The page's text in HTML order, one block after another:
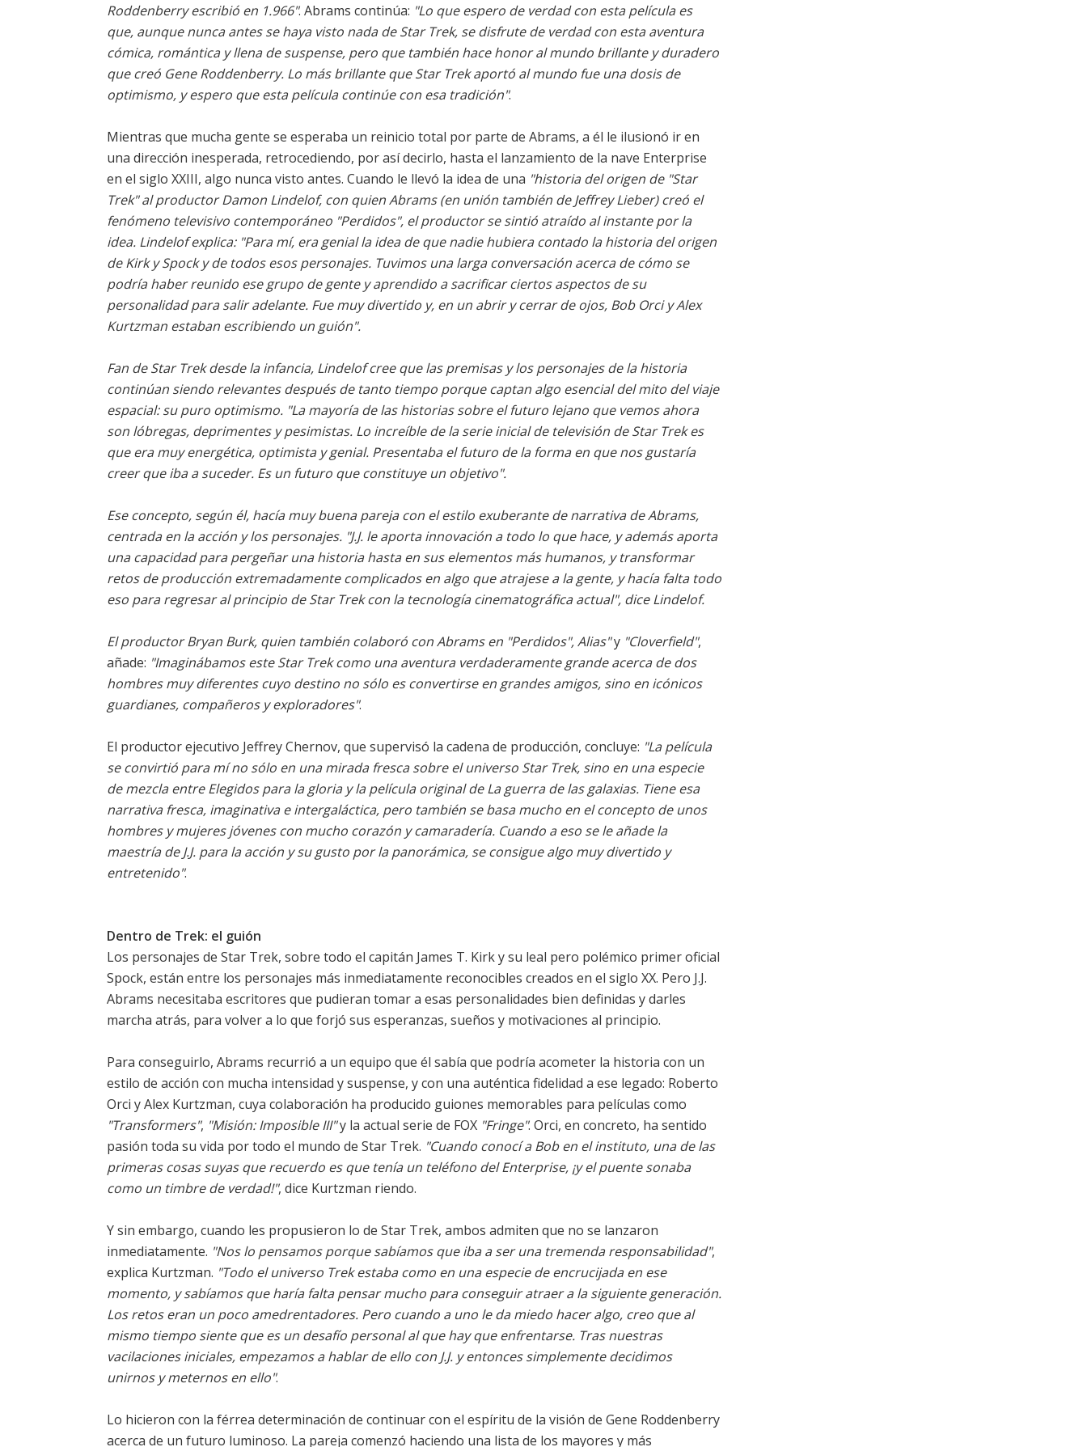
Roddenberry escribió en 1.966". Abrams continúa: "Lo que espero de verdad con esta película es
que, aunque nunca antes se haya visto nada de Star Trek, se disfrute de verdad con esta aventura
cómica, romántica y llena de suspense, pero que también hace honor al mundo brillante y duradero
que creó Gene Roddenberry. Lo más brillante que Star Trek aportó al mundo fue una dosis de
optimismo, y espero que esta película continúe con esa tradición".
Mientras que mucha gente se esperaba un reinicio total por parte de Abrams, a él le ilusionó ir en
una dirección inesperada, retrocediendo, por así decirlo, hasta el lanzamiento de la nave Enterprise
en el siglo XXIII, algo nunca visto antes. Cuando le llevó la idea de una "historia del origen de "Star
Trek"al productor Damon Lindelof, con quien Abrams (en unión también de Jeffrey Lieber) creó el
fenómeno televisivo contemporáneo "Perdidos", el productor se sintió atraído al instante por la
idea. Lindelof explica: "Para mí, era genial la idea de que nadie hubiera contado la historia del origen
de Kirk y Spock y de todos esos personajes. Tuvimos una larga conversación acerca de cómo se
podría haber reunido ese grupo de gente y aprendido a sacrificar ciertos aspectos de su
personalidad para salir adelante. Fue muy divertido y, en un abrir y cerrar de ojos, Bob Orci y Alex
Kurtzman estaban escribiendo un guión".
Fan de Star Trek desde la infancia, Lindelof cree que las premisas y los personajes de la historia
continúan siendo relevantes después de tanto tiempo porque captan algo esencial del mito del viaje
espacial: su puro optimismo. "La mayoría de las historias sobre el futuro lejano que vemos ahora
son lóbregas, deprimentes y pesimistas. Lo increíble de la serie inicial de televisión de Star Trek es
que era muy energética, optimista y genial. Presentaba el futuro de la forma en que nos gustaría
creer que iba a suceder. Es un futuro que constituye un objetivo".
Ese concepto, según él, hacía muy buena pareja con el estilo exuberante de narrativa de Abrams,
centrada en la acción y los personajes. "J.J. le aporta innovación a todo lo que hace, y además aporta
una capacidad para pergeñar una historia hasta en sus elementos más humanos, y transformar
retos de producción extremadamente complicados en algo que atrajese a la gente, y hacía falta todo
eso para regresar al principio de Star Trek con la tecnología cinematográfica actual", dice Lindelof.
El productor Bryan Burk, quien también colaboró con Abrams en "Perdidos", Alias"y "Cloverfield",
añade: "Imaginábamos este Star Trek como una aventura verdaderamente grande acerca de dos
hombres muy diferentes cuyo destino no sólo es convertirse en grandes amigos, sino en icónicos
guardianes, compañeros y exploradores".
El productor ejecutivo Jeffrey Chernov, que supervisó la cadena de producción, concluye: "La película
se convirtió para mí no sólo en una mirada fresca sobre el universo Star Trek, sino en una especie
de mezcla entre Elegidos para la gloria y la película original de La guerra de las galaxias. Tiene esa
narrativa fresca, imaginativa e intergaláctica, pero también se basa mucho en el concepto de unos
hombres y mujeres jóvenes con mucho corazón y camaradería. Cuando a eso se le añade la
maestría de J.J. para la acción y su gusto por la panorámica, se consigue algo muy divertido y
entretenido".
Dentro de Trek: el guión
Los personajes de Star Trek, sobre todo el capitán James T. Kirk y su leal pero polémico primer oficial
Spock, están entre los personajes más inmediatamente reconocibles creados en el siglo XX. Pero J.J.
Abrams necesitaba escritores que pudieran tomar a esas personalidades bien definidas y darles
marcha atrás, para volver a lo que forjó sus esperanzas, sueños y motivaciones al principio.
Para conseguirlo, Abrams recurrió a un equipo que él sabía que podría acometer la historia con un
estilo de acción con mucha intensidad y suspense, y con una auténtica fidelidad a ese legado: Roberto
Orci y Alex Kurtzman, cuya colaboración ha producido guiones memorables para películas como
"Transformers", "Misión: Imposible III"y la actual serie de FOX "Fringe". Orci, en concreto, ha sentido
pasión toda su vida por todo el mundo de Star Trek. "Cuando conocí a Bob en el instituto, una de las
primeras cosas suyas que recuerdo es que tenía un teléfono del Enterprise, ¡y el puente sonaba
como un timbre de verdad!", dice Kurtzman riendo.
Y sin embargo, cuando les propusieron lo de Star Trek, ambos admiten que no se lanzaron
inmediatamente. "Nos lo pensamos porque sabíamos que iba a ser una tremenda responsabilidad",
explica Kurtzman. "Todo el universo Trek estaba como en una especie de encrucijada en ese
momento, y sabíamos que haría falta pensar mucho para conseguir atraer a la siguiente generación.
Los retos eran un poco amedrentadores. Pero cuando a uno le da miedo hacer algo, creo que al
mismo tiempo siente que es un desafío personal al que hay que enfrentarse. Tras nuestras
vacilaciones iniciales, empezamos a hablar de ello con J.J. y entonces simplemente decidimos
unirnos y meternos en ello".
Lo hicieron con la férrea determinación de continuar con el espíritu de la visión de Gene Roddenberry
acerca de un futuro luminoso. La pareja comenzó haciendo una lista de los mayores y más